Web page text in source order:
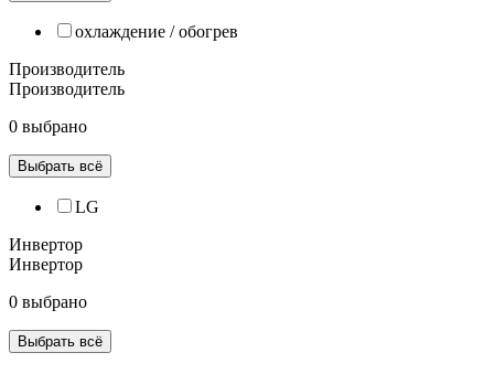
охлаждение / обогрев
Производитель
Производитель
0 выбрано
Выбрать всё
LG
Инвертор
Инвертор
0 выбрано
Выбрать всё